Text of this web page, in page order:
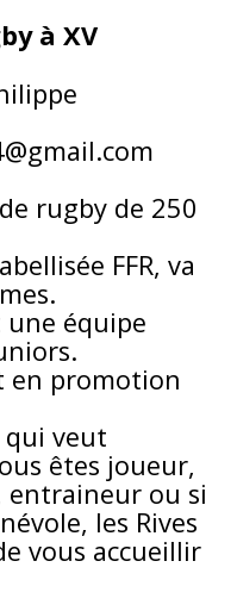
à XV
rugby de 250
FFR, va
une équipe
en promotion
qui veut
êtes joueur,
entraineur ou si
les Rives
vous accueillir